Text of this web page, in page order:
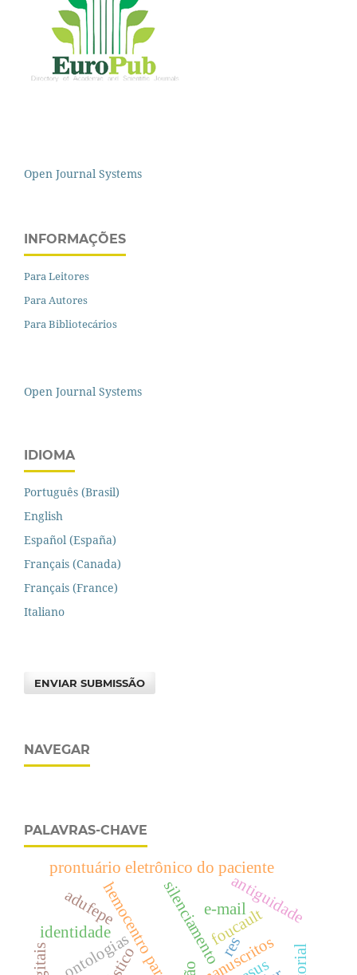
Open Journal Systems
INFORMAÇÕES
Para Leitores
Para Autores
Para Bibliotecários
Open Journal Systems
IDIOMA
Português (Brasil)
English
Español (España)
Français (Canada)
Français (France)
Italiano
ENVIAR SUBMISSÃO
NAVEGAR
PALAVRAS-CHAVE
hemocentro paraíba manuscritos
silenciamentofoucault
prontuário eletrônico do paciente
antiguidade
ontologias
identidade
e-mail
res
adufepe